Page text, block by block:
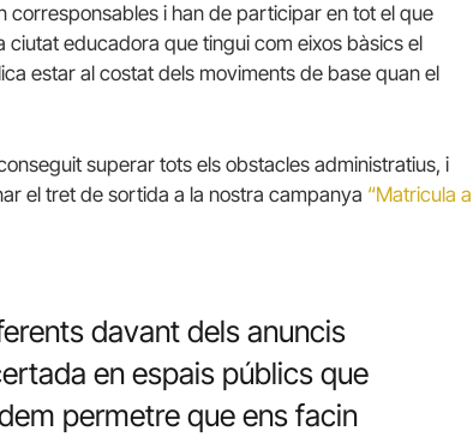
corresponsables i han de participar en tot el que
ciutat educadora que tingui com eixos bàsics el
estar al costat dels moviments de base quan el
superar tots els obstacles administratius, i
el tret de sortida a la nostra campanya “Matricula a
davant dels anuncis
en espais públics que
permetre que ens facin